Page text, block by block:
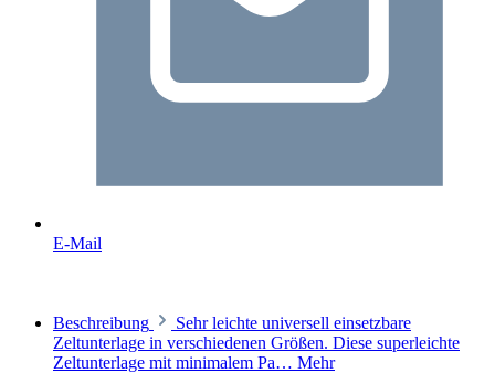
E-Mail
Beschreibung
Sehr leichte universell einsetzbare
Zeltunterlage in verschiedenen Größen. Diese superleichte
Zeltunterlage mit minimalem Pa… Mehr